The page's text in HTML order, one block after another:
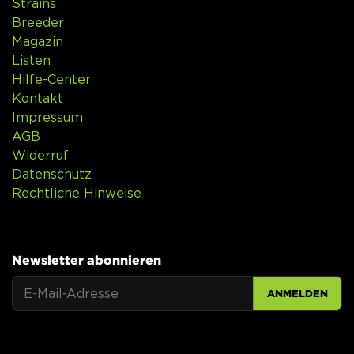
Strains
Breeder
Magazin
Listen
Hilfe-Center
Kontakt
Impressum
AGB
Widerruf
Datenschutz
Rechtliche Hinweise
Newsletter abonnieren
ANMELDEN